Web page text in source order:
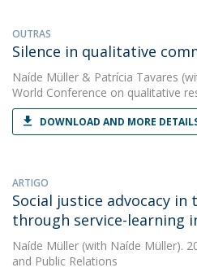
OUTRAS
Silence in qualitative
Naíde Müller & Patrícia Tavares
World Conference on qualitative
DOWNLOAD AND MORE
ARTIGO
Social justice advocacy in
through service-learning
Naíde Müller (with Naíde Müller).
and Public Relations